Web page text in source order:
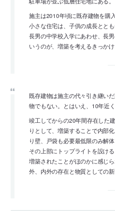
施主は2010年頃に既存建物を購
小さな住宅は、子供の成長とと
長男の中学校入学にあわせ、長
いうのが、増築を考えるきっかけ
既存建物は施主の代々引き継い
物でもない。とはいえ、10年近
竣工してからの20年間存在した
りとして、増築することで内部
り壁、戸袋も必要最低限のみ解
その上部にトップライトを設け
増築されたことがほのかに感じ
外、内外の存在と物質としての